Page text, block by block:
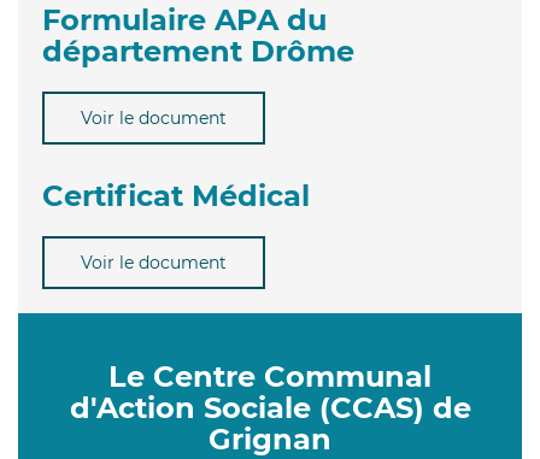
Formulaire APA du
département Drôme
Voir le document
Certificat Médical
Voir le document
Le Centre Communal
d'Action Sociale (CCAS) de
Grignan